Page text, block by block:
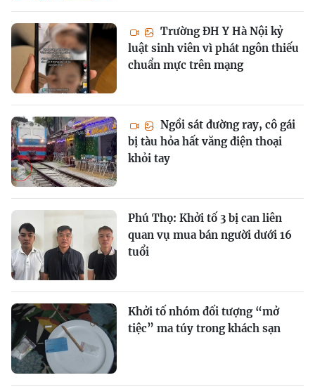
Trường ĐH Y Hà Nội kỷ
luật sinh viên vì phát ngôn thiếu
chuẩn mực trên mạng
Ngồi sát đường ray, cô gái
bị tàu hỏa hất văng điện thoại
khỏi tay
Phú Thọ: Khởi tố 3 bị can liên
quan vụ mua bán người dưới 16
tuổi
Khởi tố nhóm đối tượng “mở
tiệc” ma túy trong khách sạn